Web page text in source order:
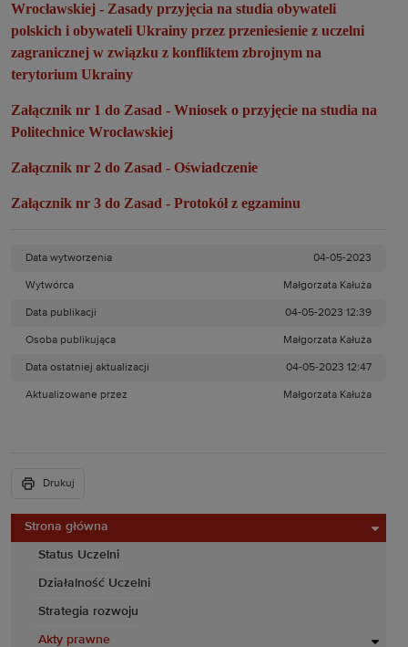
Strona główna
Status Uczelni
Działalność Uczelni
Strategia rozwoju
Akty prawne
Wrocławskiej - Zasady przyjęcia na studia obywateli
polskich i obywateli Ukrainy przez przeniesienie z uczelni
zagranicznej w związku z konfliktem zbrojnym na
terytorium Ukrainy
Załącznik nr 1 do Zasad - Wniosek o przyjęcie na studia na
Politechnice Wrocławskiej
Załącznik nr 2 do Zasad - Oświadczenie
Załącznik nr 3 do Zasad - Protokół z egzaminu
Data wytworzenia 04-05-2023
Wytwórca Małgorzata Kałuża
Data publikacji 04-05-2023 12:39
Osoba publikująca Małgorzata Kałuża
Data ostatniej aktualizacji 04-05-2023 12:47
Aktualizowane przez Małgorzata Kałuża
Drukuj